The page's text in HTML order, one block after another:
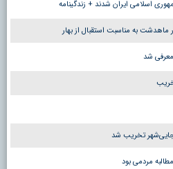
اسلامی ایران شدند + زندگینامه
به مناسبت استقبال از بهار
شد
رجایی‌شهر تخریب شد
مردمی بود